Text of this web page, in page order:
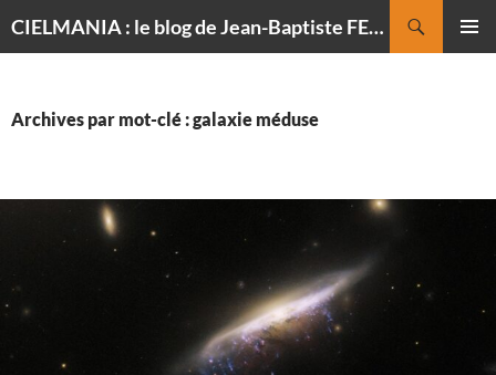
CIELMANIA : le blog de Jean-Baptiste FELDMANN, photographe du ciel
Archives par mot-clé : galaxie méduse